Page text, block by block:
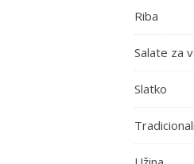
Riba
Salate za
Slatko